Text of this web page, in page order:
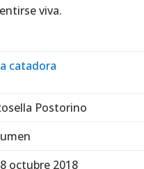
viva.
catadora
Postorino
octubre 2018